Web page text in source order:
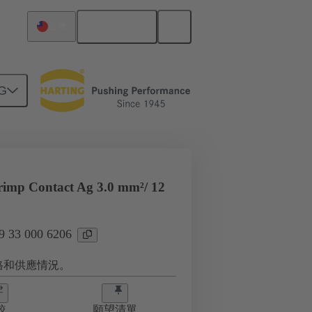
Contact Ag 3.0 mm²/ 12
33 000 6206
供應情況。
願望清單